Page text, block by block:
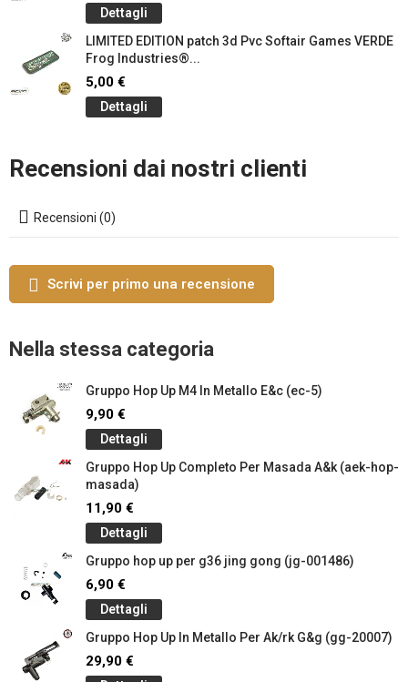
Dettagli
LIMITED EDITION patch 3d Pvc Softair Games VERDE
Frog Industries®...
5,00 €
Dettagli
Recensioni dai nostri clienti
Recensioni (0)
Scrivi per primo una recensione
Nella stessa categoria
Gruppo Hop Up M4 In Metallo E&c (ec-5)
9,90 €
Dettagli
Gruppo Hop Up Completo Per Masada A&k (aek-hop-
masada)
11,90 €
Dettagli
Gruppo hop up per g36 jing gong (jg-001486)
6,90 €
Dettagli
Gruppo Hop Up In Metallo Per Ak/rk G&g (gg-20007)
29,90 €